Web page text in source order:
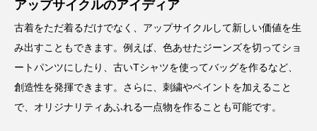
アップサイクルのアイディア
古着をただ着るだけでなく、アップサイクルして新しい価値を生
み出すこともできます。例えば、色あせたジーンズを切ってショ
ートパンツにしたり、古いTシャツを使ってバッグを作るなど、
創造性を発揮できます。さらに、刺繍やペイントを加えること
で、オリジナリティあふれる一点物を作ることも可能です。